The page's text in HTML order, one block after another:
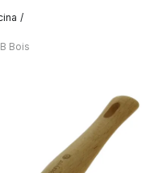
/
Bois